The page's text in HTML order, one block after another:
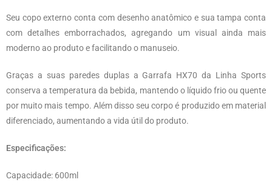
Seu copo externo conta com desenho anatômico e sua tampa conta
com detalhes emborrachados, agregando um visual ainda mais
moderno ao produto e facilitando o manuseio.
Graças a suas paredes duplas a Garrafa HX70 da Linha Sports
conserva a temperatura da bebida, mantendo o líquido frio ou quente
por muito mais tempo. Além disso seu corpo é produzido em material
diferenciado, aumentando a vida útil do produto.
Especificações:
Capacidade: 600ml